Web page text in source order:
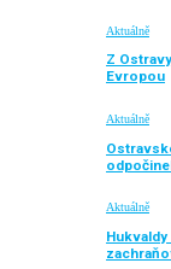
Aktuálně
Z
Evropou
Aktuálně
Aktuálně